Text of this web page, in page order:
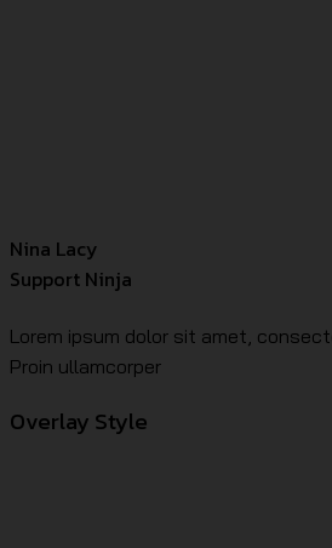
Nina Lacy
Support Ninja
Lorem ipsum dolor sit amet,
Proin ullamcorper
Overlay Style